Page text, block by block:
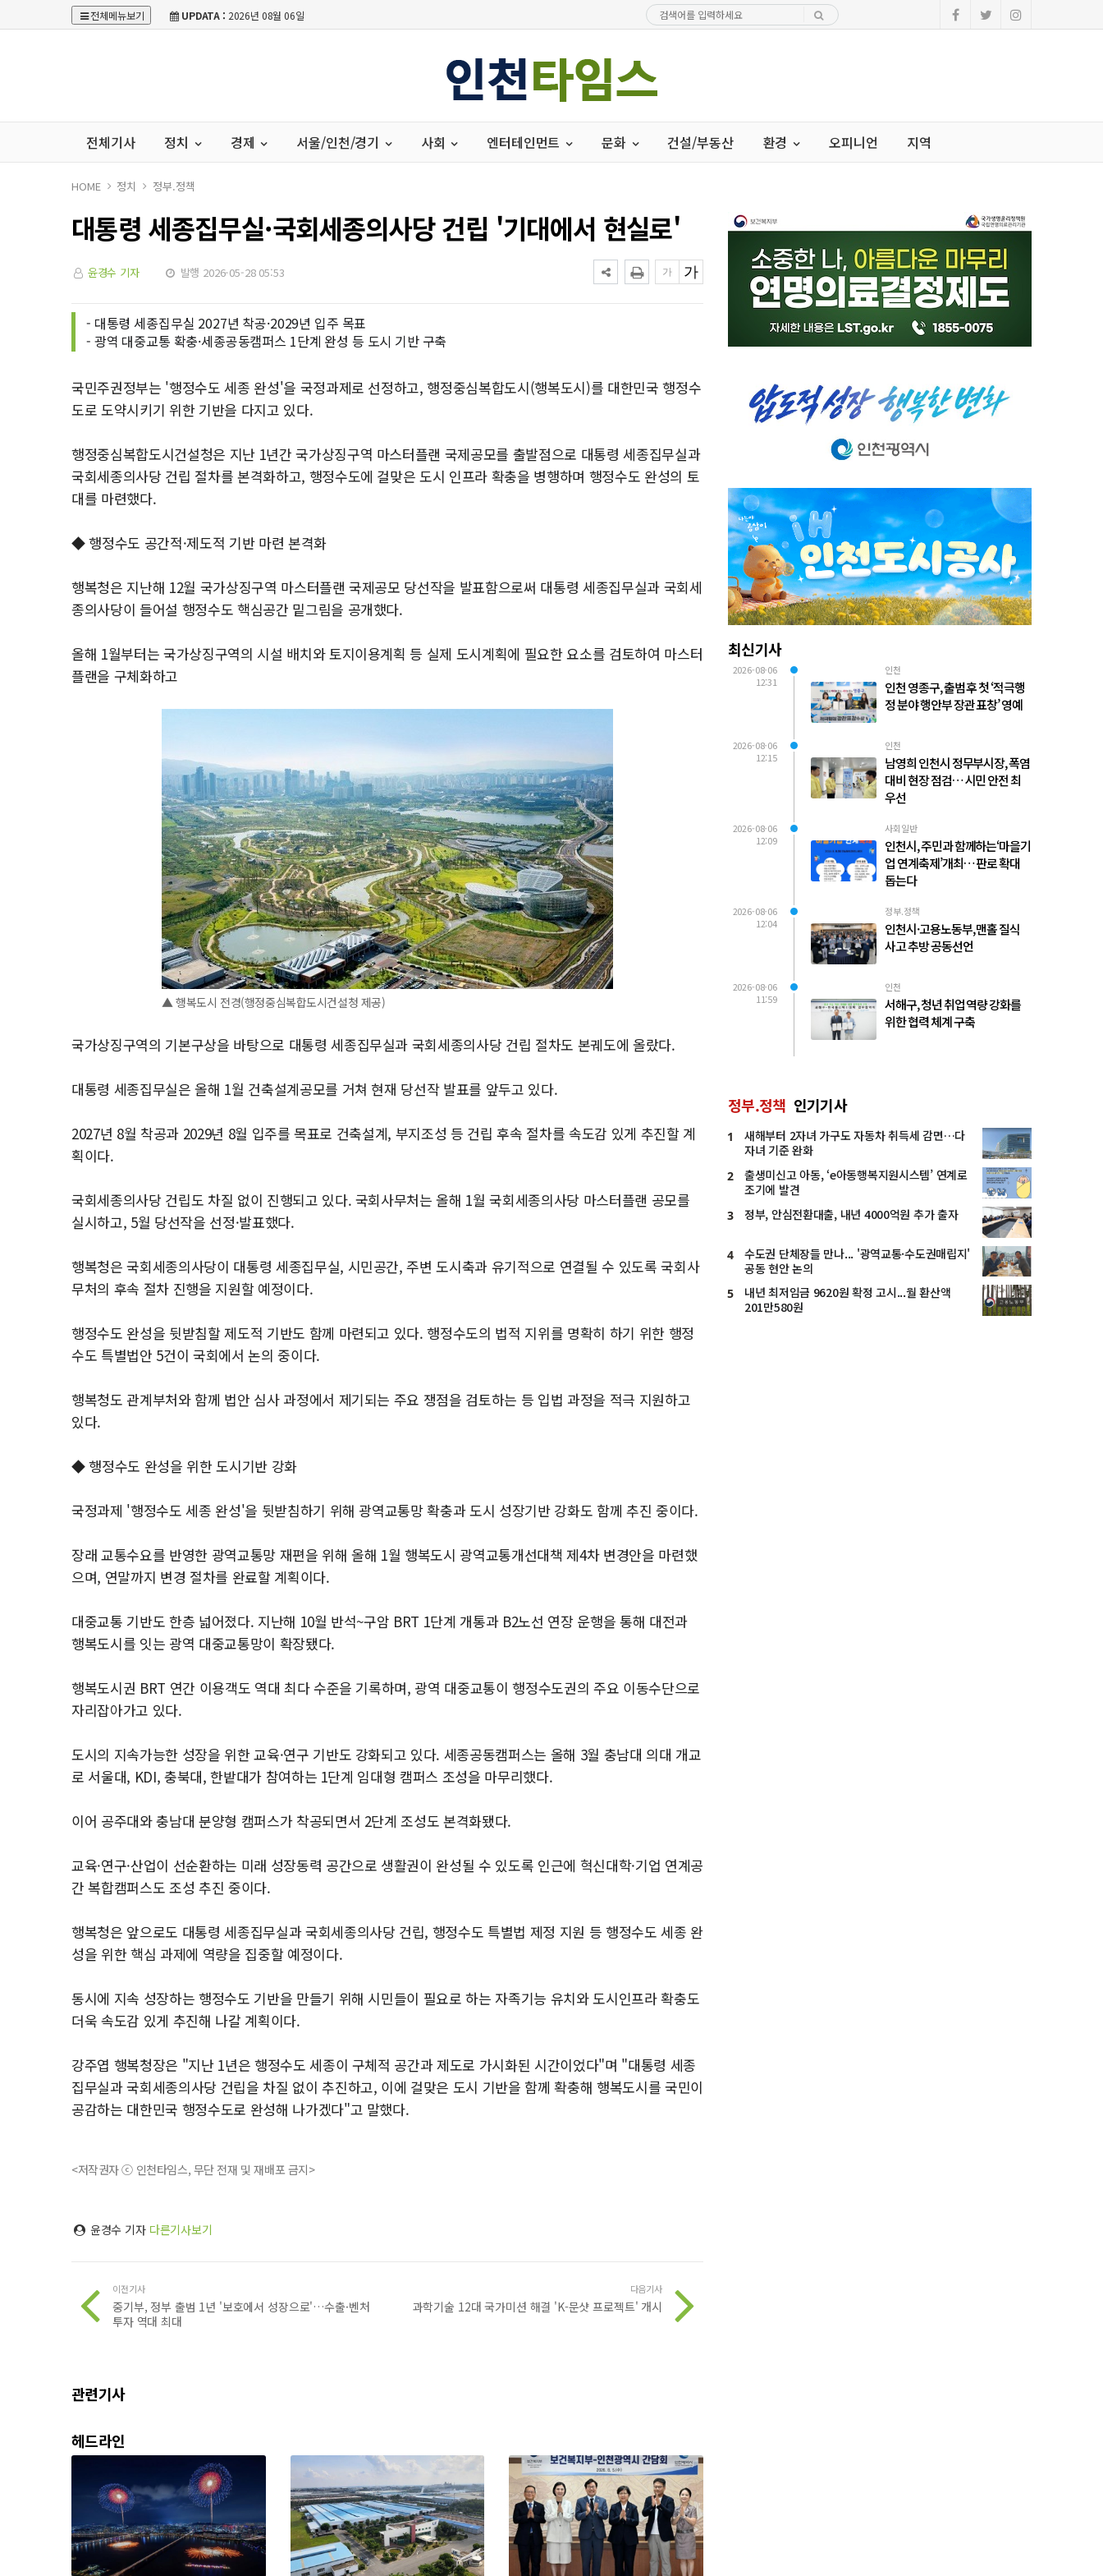
전체메뉴보기 UPDATA : 2026년 08월 06일
전체기사 정치 경제 서울/인천/경기 사회 엔터테인먼트 문화 건설/부동산 환경 오피니언 지역
HOME 정치 정부.정책
대통령 세종집무실·국회세종의사당 건립 '기대에서 현실로'
윤경수 기자 발행 2026-05-28 05:53
- 대통령 세종집무실 2027년 착공·2029년 입주 목표
- 광역 대중교통 확충·세종공동캠퍼스 1단계 완성 등 도시 기반 구축
국민주권정부는 '행정수도 세종 완성'을 국정과제로 선정하고, 행정중심복합도시(행복도시)를 대한민국 행정수
도로 도약시키기 위한 기반을 다지고 있다.
행정중심복합도시건설청은 지난 1년간 국가상징구역 마스터플랜 국제공모를 출발점으로 대통령 세종집무실과
국회세종의사당 건립 절차를 본격화하고, 행정수도에 걸맞은 도시 인프라 확충을 병행하며 행정수도 완성의 토
대를 마련했다.
◆ 행정수도 공간적·제도적 기반 마련 본격화
행복청은 지난해 12월 국가상징구역 마스터플랜 국제공모 당선작을 발표함으로써 대통령 세종집무실과 국회세
종의사당이 들어설 행정수도 핵심공간 밑그림을 공개했다.
올해 1월부터는 국가상징구역의 시설 배치와 토지이용계획 등 실제 도시계획에 필요한 요소를 검토하여 마스터
플랜을 구체화하고
▲ 행복도시 전경(행정중심복합도시건설청 제공)
국가상징구역의 기본구상을 바탕으로 대통령 세종집무실과 국회세종의사당 건립 절차도 본궤도에 올랐다.
대통령 세종집무실은 올해 1월 건축설계공모를 거쳐 현재 당선작 발표를 앞두고 있다.
2027년 8월 착공과 2029년 8월 입주를 목표로 건축설계, 부지조성 등 건립 후속 절차를 속도감 있게 추진할 계
획이다.
국회세종의사당 건립도 차질 없이 진행되고 있다. 국회사무처는 올해 1월 국회세종의사당 마스터플랜 공모를
실시하고, 5월 당선작을 선정·발표했다.
행복청은 국회세종의사당이 대통령 세종집무실, 시민공간, 주변 도시축과 유기적으로 연결될 수 있도록 국회사
무처의 후속 절차 진행을 지원할 예정이다.
행정수도 완성을 뒷받침할 제도적 기반도 함께 마련되고 있다. 행정수도의 법적 지위를 명확히 하기 위한 행정
수도 특별법안 5건이 국회에서 논의 중이다.
행복청도 관계부처와 함께 법안 심사 과정에서 제기되는 주요 쟁점을 검토하는 등 입법 과정을 적극 지원하고
있다.
◆ 행정수도 완성을 위한 도시기반 강화
국정과제 '행정수도 세종 완성'을 뒷받침하기 위해 광역교통망 확충과 도시 성장기반 강화도 함께 추진 중이다.
장래 교통수요를 반영한 광역교통망 재편을 위해 올해 1월 행복도시 광역교통개선대책 제4차 변경안을 마련했
으며, 연말까지 변경 절차를 완료할 계획이다.
대중교통 기반도 한층 넓어졌다. 지난해 10월 반석~구암 BRT 1단계 개통과 B2노선 연장 운행을 통해 대전과
행복도시를 잇는 광역 대중교통망이 확장됐다.
행복도시권 BRT 연간 이용객도 역대 최다 수준을 기록하며, 광역 대중교통이 행정수도권의 주요 이동수단으로
자리잡아가고 있다.
도시의 지속가능한 성장을 위한 교육·연구 기반도 강화되고 있다. 세종공동캠퍼스는 올해 3월 충남대 의대 개교
로 서울대, KDI, 충북대, 한밭대가 참여하는 1단계 임대형 캠퍼스 조성을 마무리했다.
이어 공주대와 충남대 분양형 캠퍼스가 착공되면서 2단계 조성도 본격화됐다.
교육·연구·산업이 선순환하는 미래 성장동력 공간으로 생활권이 완성될 수 있도록 인근에 혁신대학·기업 연계공
간 복합캠퍼스도 조성 추진 중이다.
행복청은 앞으로도 대통령 세종집무실과 국회세종의사당 건립, 행정수도 특별법 제정 지원 등 행정수도 세종 완
성을 위한 핵심 과제에 역량을 집중할 예정이다.
동시에 지속 성장하는 행정수도 기반을 만들기 위해 시민들이 필요로 하는 자족기능 유치와 도시인프라 확충도
더욱 속도감 있게 추진해 나갈 계획이다.
강주엽 행복청장은 "지난 1년은 행정수도 세종이 구체적 공간과 제도로 가시화된 시간이었다"며 "대통령 세종
집무실과 국회세종의사당 건립을 차질 없이 추진하고, 이에 걸맞은 도시 기반을 함께 확충해 행복도시를 국민이
공감하는 대한민국 행정수도로 완성해 나가겠다"고 말했다.
<저작권자 ⓒ 인천타임스, 무단 전재 및 재배포 금지>
윤경수 기자 다른기사보기
이전기사
중기부, 정부 출범 1년 '보호에서 성장으로'…수출·벤처
투자 역대 최대
다음기사
과학기술 12대 국가미션 해결 'K-문샷 프로젝트' 개시
관련기사
헤드라인
최신기사
2026-08-06
12:31
인천
인천 영종구, 출범 후 첫 ‘적극행
정 분야 행안부 장관 표창’ 영예
2026-08-06
12:15
인천
남영희 인천시 정무부시장, 폭염
대비 현장 점검… 시민 안전 최
우선
2026-08-06
12:09
사회일반
인천시, 주민과 함께하는‘마을기
업 연계축제’개최… 판로 확대
돕는다
2026-08-06
12:04
정부.정책
인천시·고용노동부, 맨홀 질식
사고 추방 공동선언
2026-08-06
11:59
인천
서해구, 청년 취업 역량 강화를
위한 협력 체계 구축
정부.정책 인기기사
1
새해부터 2자녀 가구도 자동차 취득세 감면…다
자녀 기준 완화
2
출생미신고 아동, ‘e아동행복지원시스템’ 연계로
조기에 발견
3 정부, 안심전환대출, 내년 4000억원 추가 출자
4
수도권 단체장들 만나... '광역교통·수도권매립지'
공동 현안 논의
5
내년 최저임금 9620원 확정 고시...월 환산액
201만580원